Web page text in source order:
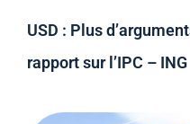
USD : Plus
rapport sur l’IPC – ING